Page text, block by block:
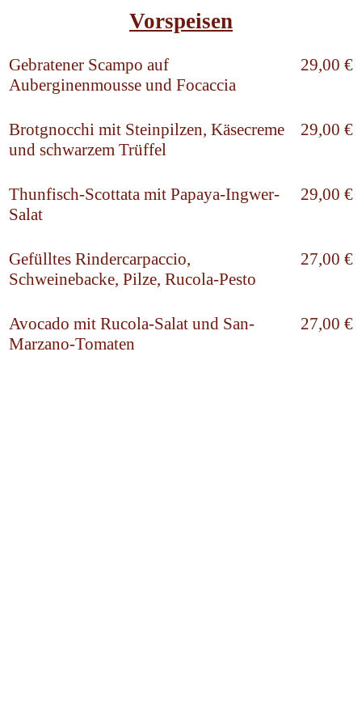
Vorspeisen
Gebratener Scampo auf
Auberginenmousse und Focaccia
29,00 €
Brotgnocchi mit Steinpilzen, Käsecreme
und schwarzem Trüffel
29,00 €
Thunfisch-Scottata mit Papaya-Ingwer-
Salat
29,00 €
Gefülltes Rindercarpaccio,
Schweinebacke, Pilze, Rucola-Pesto
27,00 €
Avocado mit Rucola-Salat und San-
Marzano-Tomaten
27,00 €